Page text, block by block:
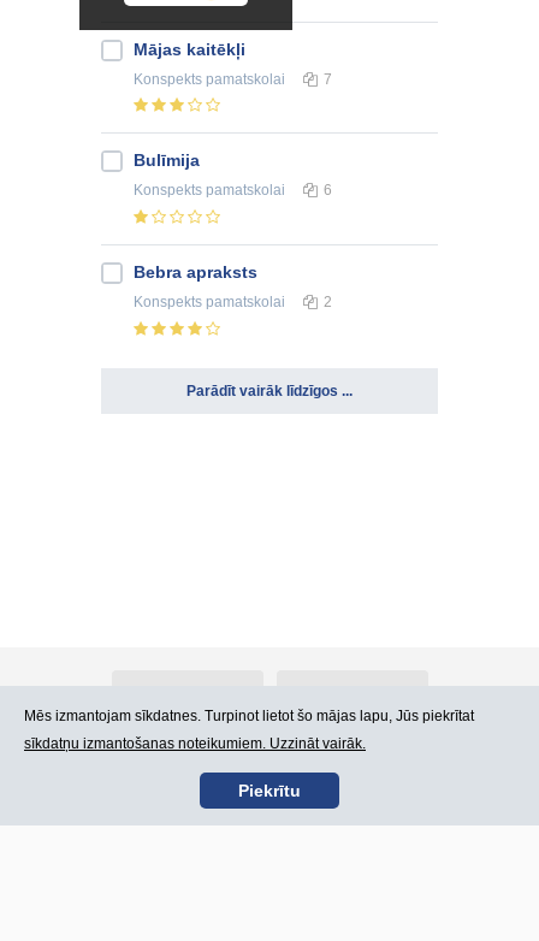
Mājas kaitēkļi
Konspekts pamatskolai 7
Bulīmija
Konspekts pamatskolai 6
Bebra apraksts
Konspekts pamatskolai 2
Parādīt vairāk līdzīgos ...
Kontakti Lietošanas noteikumi
Mēs izmantojam sīkdatnes. Turpinot lietot šo mājas lapu, Jūs piekrītat
sīkdatņu izmantošanas noteikumiem. Uzzināt vairāk.
Piekrītu